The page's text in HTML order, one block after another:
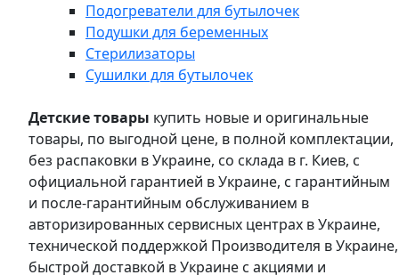
Подогреватели для бутылочек
Подушки для беременных
Стерилизаторы
Сушилки для бутылочек
Детские товары купить новые и оригинальные
товары, по выгодной цене, в полной комплектации,
без распаковки в Украине, со склада в г. Киев, с
официальной гарантией в Украине, с гарантийным
и после-гарантийным обслуживанием в
авторизированных сервисных центрах в Украине,
технической поддержкой Производителя в Украине,
быстрой доставкой в Украине с акциями и